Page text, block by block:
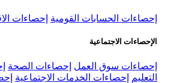
إحصاءات الحسابات القومية إحصاءات
الإحصاءات الاجتماعية
إحصاءات سوق العمل إحصاءات الصحة
التعليم
إحصاءات الخدمات الاجتماعية